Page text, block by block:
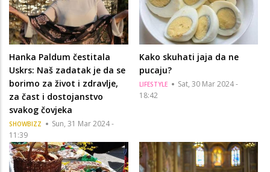
Hanka Paldum čestitala
Uskrs: Naš zadatak je da se
borimo za život i zdravlje,
za čast i dostojanstvo
svakog čovjeka
SHOWBIZZ
Sun, 31 Mar 2024 -
11:39
Kako skuhati jaja da ne
pucaju?
LIFESTYLE
Sat, 30 Mar 2024 -
18:42